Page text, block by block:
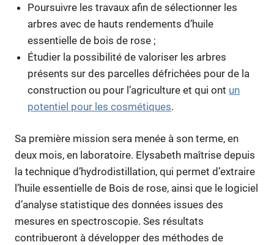
Poursuivre les travaux afin de sélectionner les
arbres avec de hauts rendements d’huile
essentielle de bois de rose ;
Étudier la possibilité de valoriser les arbres
présents sur des parcelles défrichées pour de la
construction ou pour l’agriculture et qui ont un
potentiel pour les cosmétiques.
Sa première mission sera menée à son terme, en
deux mois, en laboratoire. Elysabeth maîtrise depuis
la technique d’hydrodistillation, qui permet d’extraire
l’huile essentielle de Bois de rose, ainsi que le logiciel
d’analyse statistique des données issues des
mesures en spectroscopie. Ses résultats
contribueront à développer des méthodes de